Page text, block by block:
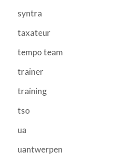
syntra
taxateur
tempo team
trainer
training
tso
ua
uantwerpen